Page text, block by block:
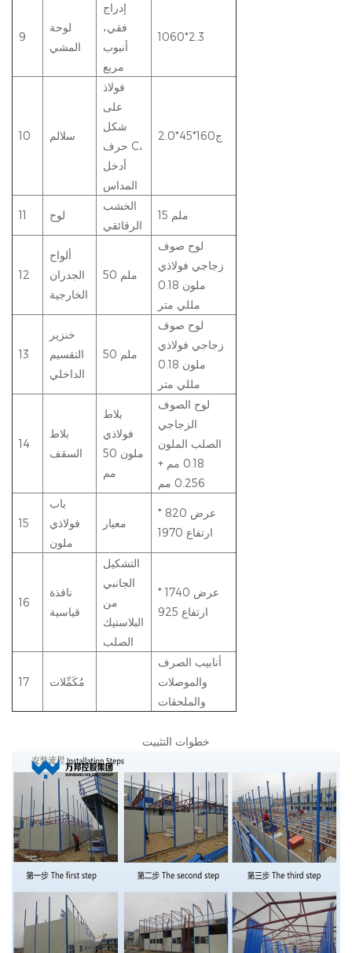
9
لوحة
المشي
إدراج
فقي،
أنبوب
مربع
1060*2.3
10 سلالم
فولاذ
على
شكل
حرف C،
أدخل
المداس
ج160*45*2.0
11 لوح
الخشب
الرقائقي
15 ملم
12
ألواح
الجدران
الخارجية
50 ملم
لوح صوف
زجاجي فولاذي
ملون 0.18
مللي متر
13
خنزير
التقسيم
الداخلي
50 ملم
لوح صوف
زجاجي فولاذي
ملون 0.18
مللي متر
14
بلاط
السقف
بلاط
فولاذي
ملون 50
مم
لوح الصوف
الزجاجي
الصلب الملون
0.18 مم +
0.256 مم
15
باب
فولاذي
ملون
معيار
عرض 820 *
ارتفاع 1970
16
نافذة
قياسية
التشكيل
الجانبي
من
البلاستيك
الصلب
عرض 1740 *
ارتفاع 925
17 مُكَمِّلات
أنابيب الصرف
والموصلات
والملحقات
خطوات التثبيت